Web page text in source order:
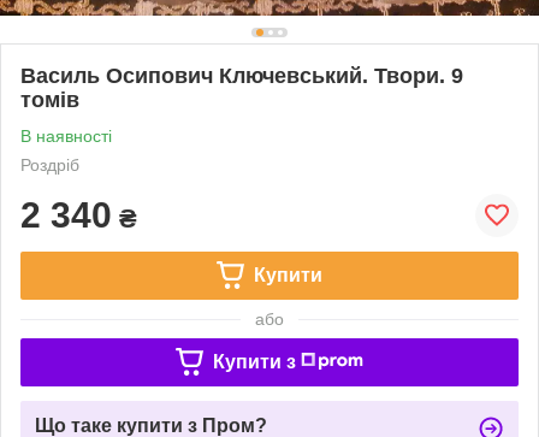
Василь Осипович Ключевський. Твори. 9
томів
В наявності
Роздріб
2 340 ₴
Купити
або
Купити з
Що таке купити з Пром?